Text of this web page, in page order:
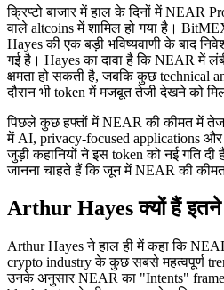
क्रिप्टो बाजार में हाल के दिनों में NEAR
वाले altcoins में शामिल हो गया है।
Hayes की एक बड़ी भविष्यवाणी के बाद
गई है। Hayes का दावा है कि NEAR में
क्षमता हो सकती है, जबकि कुछ technical
दौरान भी token में मजबूत तेजी देखने को
पिछले कुछ हफ्तों में NEAR की कीमत में तेज
में AI, privacy-focused applications
जुड़ी कहानियों ने इस token को नई गति
जानना चाहते हैं कि जून में NEAR की
Arthur Hayes क्यों हैं इतने
Arthur Hayes ने हाल ही में कहा कि
crypto industry के कुछ सबसे महत्वपूर्ण
उनके अनुसार NEAR का "Intents"